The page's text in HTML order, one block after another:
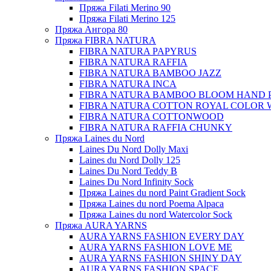
Пряжа Filati Merino 90
Пряжа Filati Merino 125
Пряжа Ангора 80
Пряжа FIBRA NATURA
FIBRA NATURA PAPYRUS
FIBRA NATURA RAFFIA
FIBRA NATURA BAMBOO JAZZ
FIBRA NATURA INCA
FIBRA NATURA BAMBOO BLOOM HAND
FIBRA NATURA COTTON ROYAL COLOR
FIBRA NATURA COTTONWOOD
FIBRA NATURA RAFFIA CHUNKY
Пряжа Laines du Nord
Laines Du Nord Dolly Maxi
Laines du Nord Dolly 125
Laines Du Nord Teddy B
Laines Du Nord Infinity Sock
Пряжа Laines du nord Paint Gradient Sock
Пряжа Laines du nord Poema Alpaca
Пряжа Laines du nord Watercolor Sock
Пряжа AURA YARNS
AURA YARNS FASHION EVERY DAY
AURA YARNS FASHION LOVE ME
AURA YARNS FASHION SHINY DAY
AURA YARNS FASHION SPACE